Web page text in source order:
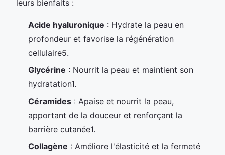
leurs bienfaits :
Acide hyaluronique : Hydrate la peau en
profondeur et favorise la régénération
cellulaire5.
Glycérine : Nourrit la peau et maintient son
hydratation1.
Céramides : Apaise et nourrit la peau,
apportant de la douceur et renforçant la
barrière cutanée1.
Collagène : Améliore l'élasticité et la fermeté